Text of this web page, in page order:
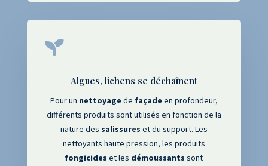

Algues, lichens se déchaînent
Pour un nettoyage de façade en profondeur,
différents produits sont utilisés en fonction de la
nature des salissures et du support. Les
nettoyants haute pression, les produits
fongicides et les démoussants sont